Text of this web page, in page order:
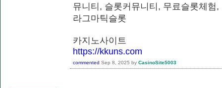
뮤니티, 슬롯커뮤니티, 무료슬롯체험
라그마틱슬롯
카지노사이트
https://kkuns.com
commented Sep 8, 2025 by CasinoSite5003